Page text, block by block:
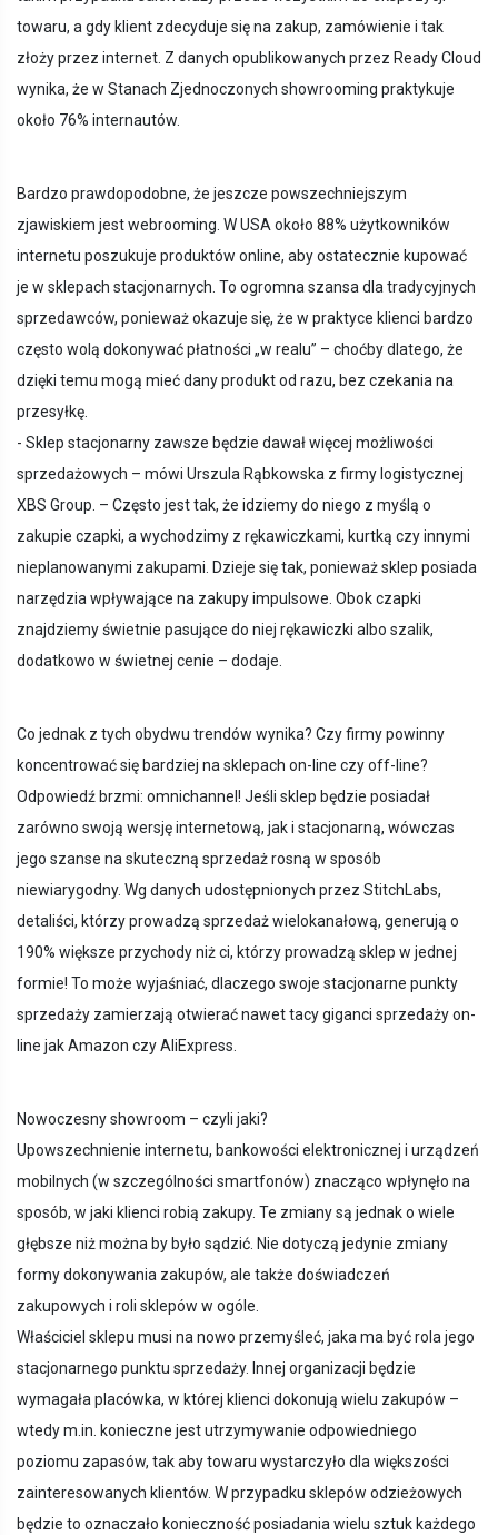
towaru, a gdy klient zdecyduje się na zakup, zamówienie i tak
złoży przez internet. Z danych opublikowanych przez Ready Cloud
wynika, że w Stanach Zjednoczonych showrooming praktykuje
około 76% internautów.
Bardzo prawdopodobne, że jeszcze powszechniejszym
zjawiskiem jest webrooming. W USA około 88% użytkowników
internetu poszukuje produktów online, aby ostatecznie kupować
je w sklepach stacjonarnych. To ogromna szansa dla tradycyjnych
sprzedawców, ponieważ okazuje się, że w praktyce klienci bardzo
często wolą dokonywać płatności „w realu” – choćby dlatego, że
dzięki temu mogą mieć dany produkt od razu, bez czekania na
przesyłkę.
- Sklep stacjonarny zawsze będzie dawał więcej możliwości
sprzedażowych – mówi Urszula Rąbkowska z firmy logistycznej
XBS Group. – Często jest tak, że idziemy do niego z myślą o
zakupie czapki, a wychodzimy z rękawiczkami, kurtką czy innymi
nieplanowanymi zakupami. Dzieje się tak, ponieważ sklep posiada
narzędzia wpływające na zakupy impulsowe. Obok czapki
znajdziemy świetnie pasujące do niej rękawiczki albo szalik,
dodatkowo w świetnej cenie – dodaje.
Co jednak z tych obydwu trendów wynika? Czy firmy powinny
koncentrować się bardziej na sklepach on-line czy off-line?
Odpowiedź brzmi: omnichannel! Jeśli sklep będzie posiadał
zarówno swoją wersję internetową, jak i stacjonarną, wówczas
jego szanse na skuteczną sprzedaż rosną w sposób
niewiarygodny. Wg danych udostępnionych przez StitchLabs,
detaliści, którzy prowadzą sprzedaż wielokanałową, generują o
190% większe przychody niż ci, którzy prowadzą sklep w jednej
formie! To może wyjaśniać, dlaczego swoje stacjonarne punkty
sprzedaży zamierzają otwierać nawet tacy giganci sprzedaży on-
line jak Amazon czy AliExpress.
Nowoczesny showroom – czyli jaki?
Upowszechnienie internetu, bankowości elektronicznej i urządzeń
mobilnych (w szczególności smartfonów) znacząco wpłynęło na
sposób, w jaki klienci robią zakupy. Te zmiany są jednak o wiele
głębsze niż można by było sądzić. Nie dotyczą jedynie zmiany
formy dokonywania zakupów, ale także doświadczeń
zakupowych i roli sklepów w ogóle.
Właściciel sklepu musi na nowo przemyśleć, jaka ma być rola jego
stacjonarnego punktu sprzedaży. Innej organizacji będzie
wymagała placówka, w której klienci dokonują wielu zakupów –
wtedy m.in. konieczne jest utrzymywanie odpowiedniego
poziomu zapasów, tak aby towaru wystarczyło dla większości
zainteresowanych klientów. W przypadku sklepów odzieżowych
będzie to oznaczało konieczność posiadania wielu sztuk każdego